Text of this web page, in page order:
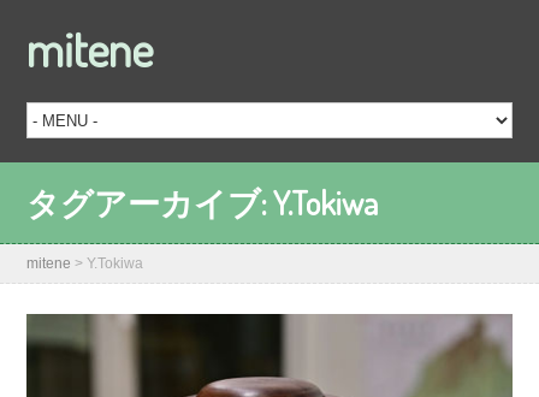
mitene
タグアーカイブ:Y.Tokiwa
mitene >Y.Tokiwa